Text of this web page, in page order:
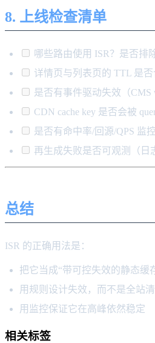
8. 上线检查清单
哪些路由使用 ISR？是否排
详情页与列表页的 TTL 是否
是否有事件驱动失效（CMS
CDN cache key 是否会被
是否有命中率/回源/QPS 监控
再生成失败是否可观测（日
总结
ISR 的正确用法是：
把它当成“带可控失效的静态缓
用规则设计失效，而不是全站
用监控保证它在高峰依然稳定
相关标签